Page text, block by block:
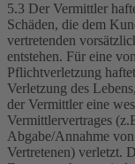
5.3 Der Vermittler
Schäden, die dem
vertretenden
entstehen. Für eine
Pflichtverletzung
Verletzung des
der Vermittler eine
Vermittlervertrages
Abgabe/Annahme
Vertretenen) verletzt.